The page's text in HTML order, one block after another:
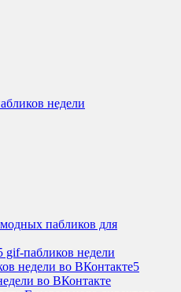
недели
пабликов для
gif-пабликов недели
5
во ВКонтакте